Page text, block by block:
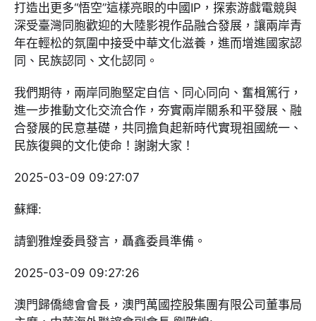
打造出更多“悟空”這樣亮眼的中國IP，探索游戲電競與
深受臺灣同胞歡迎的大陸影視作品融合發展，讓兩岸青
年在輕松的氛圍中接受中華文化滋養，進而增進國家認
同、民族認同、文化認同。
我們期待，兩岸同胞堅定自信、同心同向、奮楫篤行，
進一步推動文化交流合作，夯實兩岸關系和平發展、融
合發展的民意基礎，共同擔負起新時代實現祖國統一、
民族復興的文化使命！謝謝大家！
2025-03-09 09:27:07
蘇輝:
請劉雅煌委員發言，聶鑫委員準備。
2025-03-09 09:27:26
澳門歸僑總會會長，澳門萬國控股集團有限公司董事局